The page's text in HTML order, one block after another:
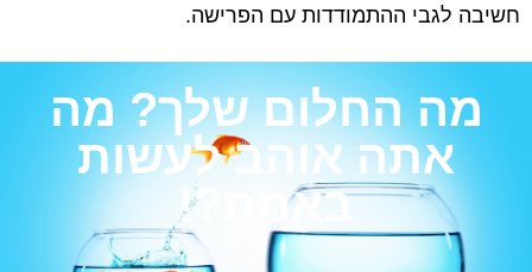
חשיבה לגבי ההתמודדות עם הפרישה.
מה החלום שלך? מה
אתה אוהב לעשות
באמת?!